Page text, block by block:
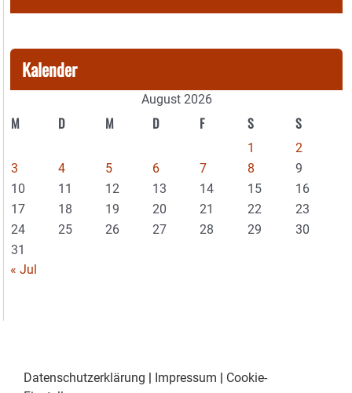
Kalender
August 2026
M D M D F S S
1
2
3
4 5 6 7 8
9
10
11 12 13 14 15
16
17
18 19 20 21 22
23
24
25 26 27 28 29
30
31
« Jul
Datenschutzerklärung Impressum
Cookie-